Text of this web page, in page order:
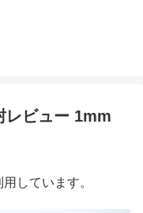
ビュー 1mm
しています。